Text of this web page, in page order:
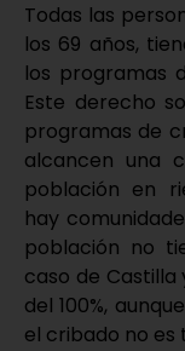
Todas las
los 69 años,
los programas
Este derecho
programas de
alcancen una
población en
hay
población no
caso de
del 100%,
el cribado no